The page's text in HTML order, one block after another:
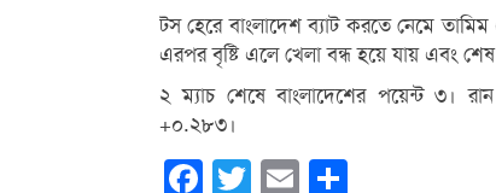
টস হেরে বাংলাদেশ ব্যাট করতে নেমে
এরপর বৃষ্টি এলে খেলা বন্ধ হয়ে যায় এবং
২ ম্যাচ শেষে বাংলাদেশের পয়েন্ট ৩।
+০.২৮৩।
Facebook
Twitter Email